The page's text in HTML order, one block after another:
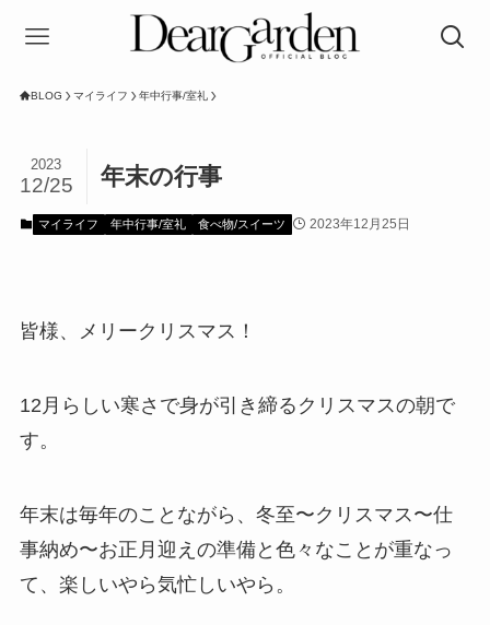
BLOG マイライフ 年中行事/室礼
年末の行事
2023
12/25
マイライフ 年中行事/室礼 食べ物/スイーツ 2023年12月25日
皆様、メリークリスマス！
12月らしい寒さで身が引き締るクリスマスの朝で
す。
年末は毎年のことながら、冬至〜クリスマス〜仕
事納め〜お正月迎えの準備と色々なことが重なっ
て、楽しいやら気忙しいやら。